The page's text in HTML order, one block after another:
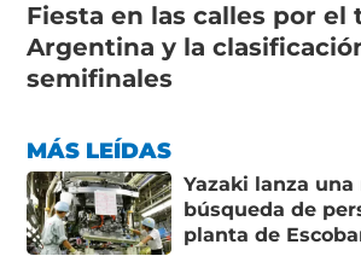
Fiesta en las calles por el
Argentina y la
semifinales
MÁS LEÍDAS
Yazaki lanza una
búsqueda de
planta de